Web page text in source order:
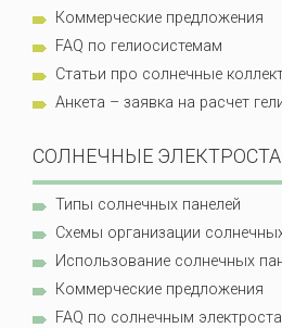
Коммерческие предложения
FAQ по гелиосистемам
Статьи про солнечные
Анкета – заявка на расчет
СОЛНЕЧНЫЕ
Типы солнечных панелей
Схемы организации
Использование солнечных
Коммерческие предложения
FAQ по солнечным